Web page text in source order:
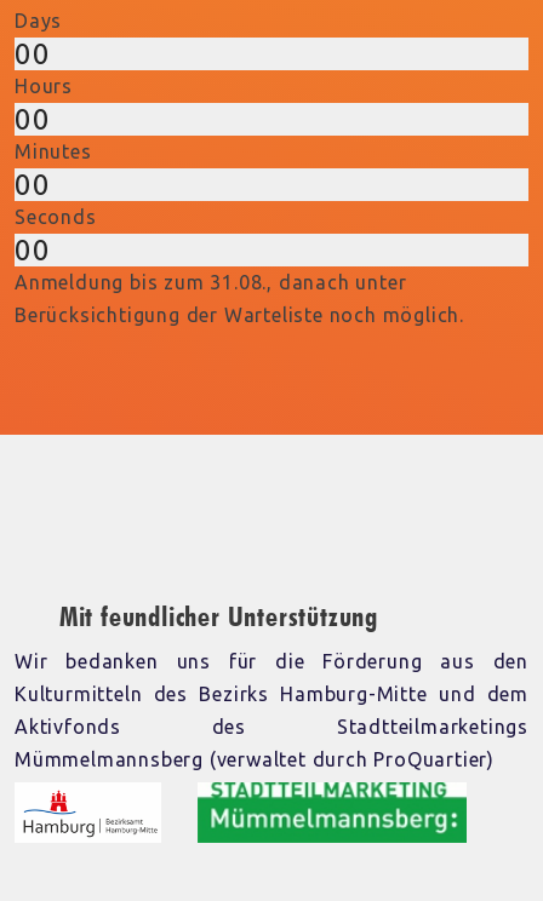
Days
00
Hours
00
Minutes
00
Seconds
00
Anmeldung bis zum 31.08., danach unter
Berücksichtigung der Warteliste noch möglich.
Mit feundlicher Unterstützung
Wir bedanken uns für die Förderung aus den
Kulturmitteln des Bezirks Hamburg-Mitte und dem
Aktivfonds des Stadtteilmarketings
Mümmelmannsberg (verwaltet durch ProQuartier)